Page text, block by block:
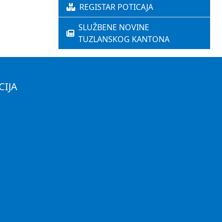
REGISTAR POTICAJA
SLUŽBENE NOVINE
TUZLANSKOG KANTONA